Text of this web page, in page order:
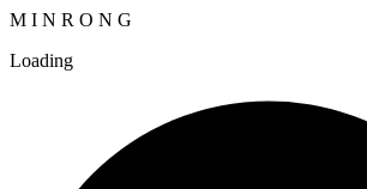
M I N R O N G
Loading